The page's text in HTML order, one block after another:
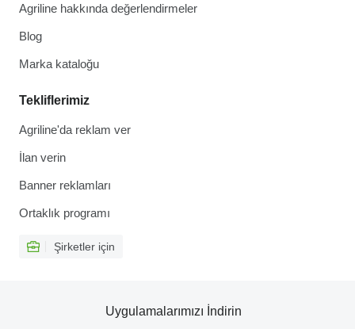
Agriline hakkında değerlendirmeler
Blog
Marka kataloğu
Tekliflerimiz
Agriline'da reklam ver
İlan verin
Banner reklamları
Ortaklık programı
Şirketler için
Uygulamalarımızı İndirin